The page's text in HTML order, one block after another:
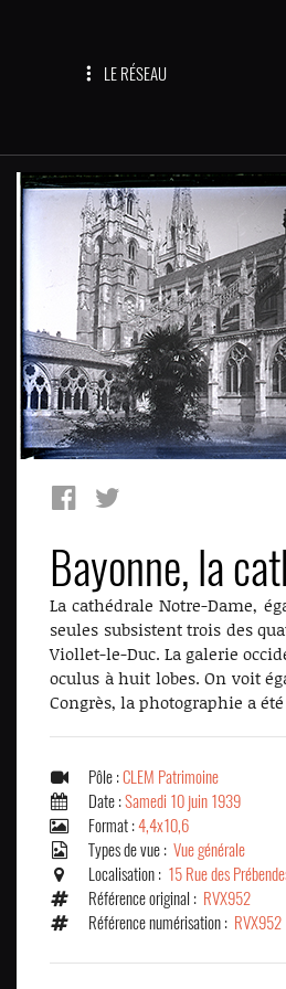
LE RÉSEAU
Bayonne, la
La cathédrale Notre-Dame,
seules subsistent trois des
Viollet-le-Duc. La galerie
oculus à huit lobes. On voit
Congrès, la photographie a
Pôle :CLEM Patrimoine
Date :Samedi 10 juin 1939
Format :4,4x10,6
Types de vue : Vue générale
Localisation : 15 Rue des
Référence original : RVX952
Référence numérisation : RVX952